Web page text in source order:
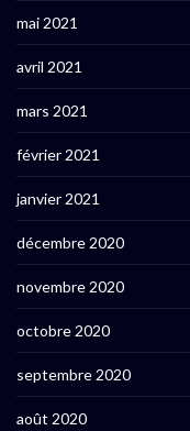
mai 2021
avril 2021
mars 2021
février 2021
janvier 2021
décembre 2020
novembre 2020
octobre 2020
septembre 2020
août 2020